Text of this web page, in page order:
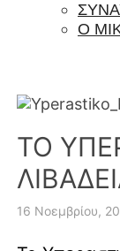
Ο
ΤΟ
16 Νοεμβρίου,